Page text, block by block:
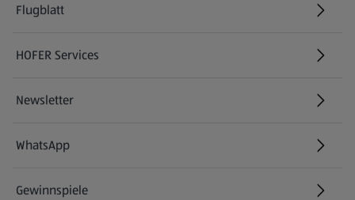
Flugblatt
HOFER Services
Newsletter
WhatsApp
Gewinnspiele